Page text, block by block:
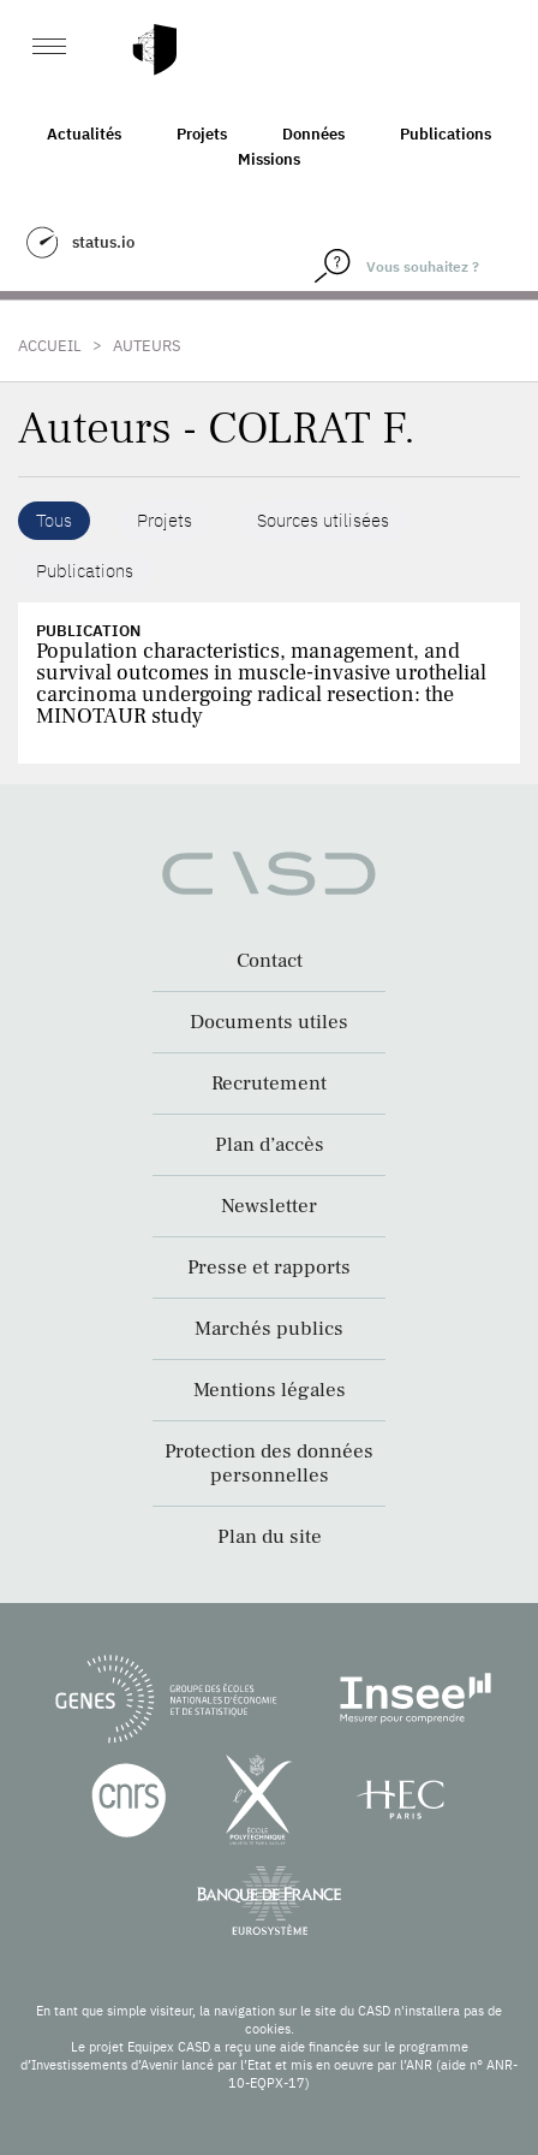
Actualités Projets Données
Publications
Missions
status.io
ACCUEIL > AUTEURS
Auteurs - COLRAT F.
Tous Projets Sources utilisées
Publications
PUBLICATION
Population characteristics, management, and
survival outcomes in muscle-invasive urothelial
carcinoma undergoing radical resection: the
MINOTAUR study
Contact
Documents utiles
Recrutement
Plan d’accès
Newsletter
Presse et rapports
Marchés publics
Mentions légales
Protection des données
personnelles
Plan du site
En tant que simple visiteur, la navigation sur le site du CASD n'installera pas de
cookies.
Le projet Equipex CASD a reçu une aide financée sur le programme
d’Investissements d’Avenir lancé par l’Etat et mis en oeuvre par l’ANR (aide n° ANR-
10-EQPX-17)